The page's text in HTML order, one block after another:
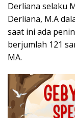
Derliana selaku
Derliana, M.A
saat ini ada
berjumlah 121
MA.